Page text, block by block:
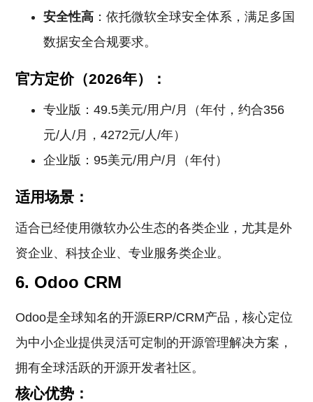
安全性高 ：依托微软全球安全体系，满足多国
数据安全合规要求。
官方定价（2026年）：
专业版：49.5美元/用户/月（年付，约合356
元/人/月，4272元/人/年）
企业版：95美元/用户/月（年付）
适用场景：
适合已经使用微软办公生态的各类企业，尤其是外
资企业、科技企业、专业服务类企业。
6. Odoo CRM
Odoo是全球知名的开源ERP/CRM产品，核心定位
为中小企业提供灵活可定制的开源管理解决方案，
拥有全球活跃的开源开发者社区。
核心优势：